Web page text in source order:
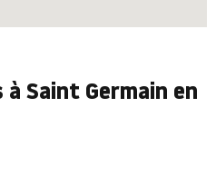
Saint Germain en